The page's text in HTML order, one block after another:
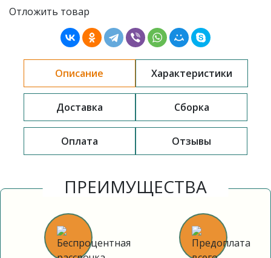
Отложить товар
Описание Характеристики
Доставка Сборка
Оплата Отзывы
ПРЕИМУЩЕСТВА